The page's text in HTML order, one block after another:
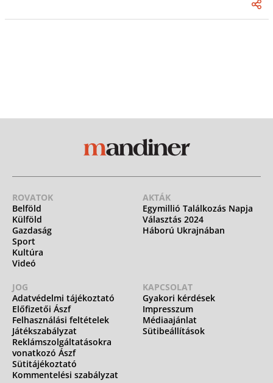
ROVATOK
Belföld
Külföld
Gazdaság
Sport
Kultúra
Videó
AKTÁK
Egymillió Találkozás Napja
Választás 2024
Háború Ukrajnában
JOG
Adatvédelmi tájékoztató
Előfizetői Ászf
Felhasználási feltételek
Játékszabályzat
Reklámszolgáltatásokra
vonatkozó Ászf
Sütitájékoztató
Kommentelési szabályzat
KAPCSOLAT
Gyakori kérdések
Impresszum
Médiaajánlat
Sütibeállítások